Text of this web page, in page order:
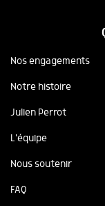
Nos engagements
Notre histoire
Julien Perrot
L'équipe
Nous soutenir
FAQ